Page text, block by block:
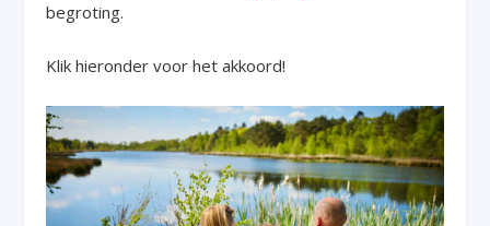
begroting.
Klik hieronder voor het akkoord!